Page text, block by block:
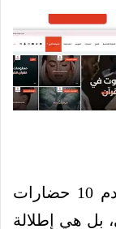
كما رأينا، فإن رحلة استكشاف أقدم 10 حضارات
بل هي إطلالة